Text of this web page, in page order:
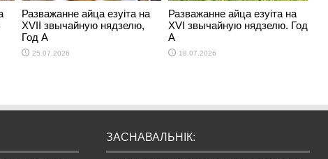
Разважанне айца езуіта на
ХVII звычайную нядзелю,
Год А
25.07.2026
Разважанне айца езуіта на
ХVI звычайную нядзелю. Год
А
18.07.2026
ЗАСНАВАЛЬНІК: